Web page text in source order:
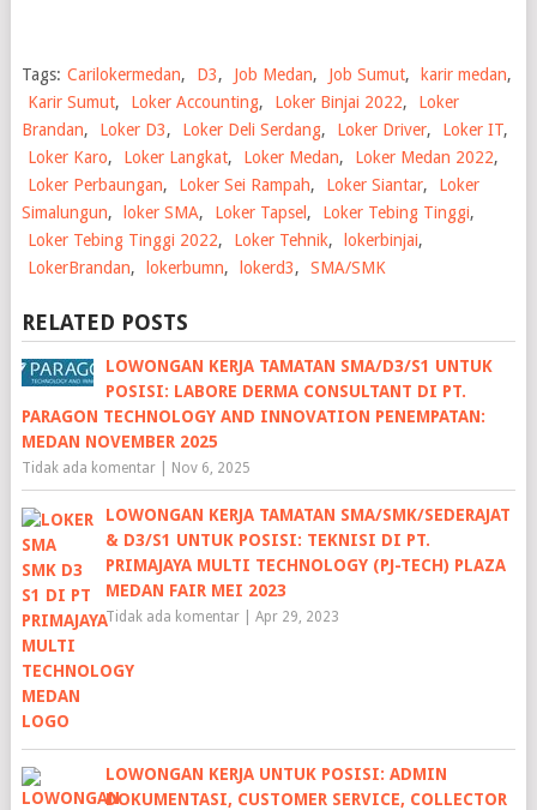
Tags: Carilokermedan, D3, Job Medan, Job Sumut, karir medan,
Karir Sumut, Loker Accounting, Loker Binjai 2022,
Loker
Brandan, Loker D3, Loker Deli Serdang, Loker Driver, Loker IT,
Loker Karo, Loker Langkat, Loker Medan, Loker Medan 2022,
Loker Perbaungan, Loker Sei Rampah, Loker Siantar,
Loker
Simalungun, loker SMA, Loker Tapsel , Loker Tebing Tinggi,
Loker Tebing Tinggi 2022, Loker Tehnik, lokerbinjai,
LokerBrandan, lokerbumn, lokerd3, SMA/SMK
RELATED POSTS
LOWONGAN KERJA TAMATAN SMA/D3/S1 UNTUK
POSISI: LABORE DERMA CONSULTANT DI PT.
PARAGON TECHNOLOGY AND INNOVATION PENEMPATAN:
MEDAN NOVEMBER 2025
Tidak ada komentar| Nov 6, 2025
LOWONGAN KERJA TAMATAN SMA/SMK/SEDERAJAT
& D3/S1 UNTUK POSISI: TEKNISI DI PT.
PRIMAJAYA MULTI TECHNOLOGY (PJ-TECH) PLAZA
MEDAN FAIR MEI 2023
Tidak ada komentar| Apr 29, 2023
LOWONGAN KERJA UNTUK POSISI: ADMIN
DOKUMENTASI, CUSTOMER SERVICE, COLLECTOR